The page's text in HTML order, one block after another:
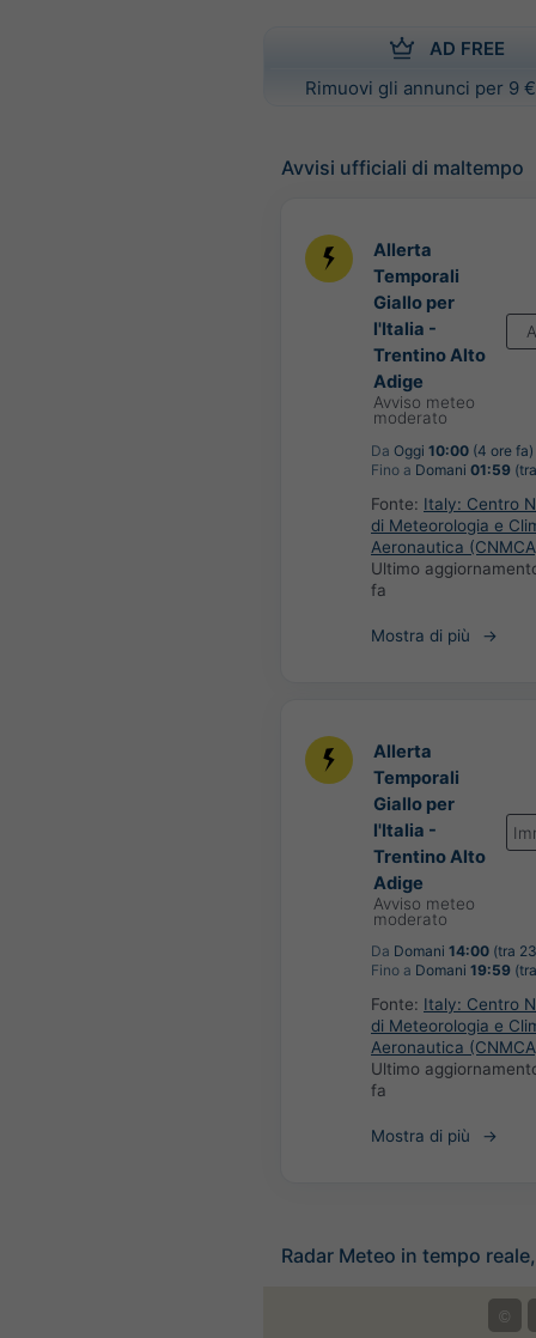
AD FREE
Rimuovi gli annunci per 9
Avvisi ufficiali di maltempo
Allerta
Temporali
Giallo per
l'Italia -
Trentino Alto
Adige
Avviso meteo
moderato
Da Oggi 10:00 (4 ore fa)
Fino a Domani 01:59
Fonte: Italy: Centro
di Meteorologia e
Aeronautica
Ultimo
fa
Mostra di più
Allerta
Temporali
Giallo per
l'Italia -
Trentino Alto
Adige
Avviso meteo
moderato
Da Domani 14:00 (tra
Fino a Domani 19:59
Fonte: Italy: Centro
di Meteorologia e
Aeronautica
Ultimo
fa
Mostra di più
Radar Meteo in tempo
©